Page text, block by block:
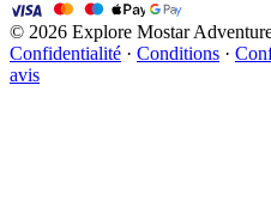
© 2026 Explore Mostar
Confidentialité · Conditions ·
avis